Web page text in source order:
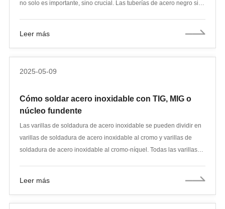
no solo es importante, sino crucial. Las tuberías de acero negro sin
para su proyecto.
Leer más
2025-05-09
Cómo soldar acero inoxidable con TIG, MIG o
núcleo fundente
Las varillas de soldadura de acero inoxidable se pueden dividir en
varillas de soldadura de acero inoxidable al cromo y varillas de
soldadura de acero inoxidable al cromo-níquel. Todas las varillas
Leer más